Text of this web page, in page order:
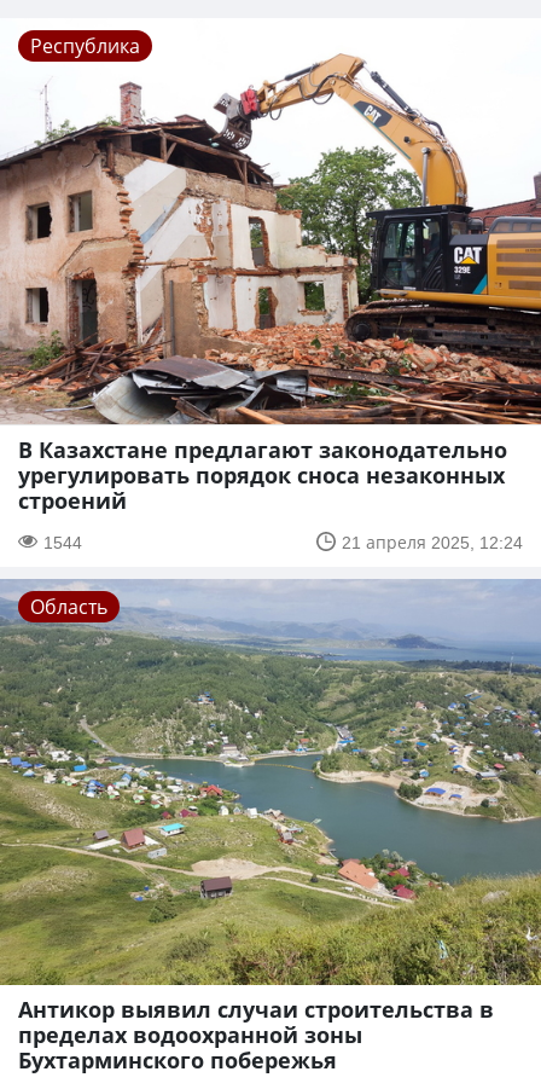
Республика
В Казахстане предлагают законодательно
урегулировать порядок сноса незаконных
строений
1544 21 апреля 2025, 12:24
Область
Антикор выявил случаи строительства в
пределах водоохранной зоны
Бухтарминского побережья